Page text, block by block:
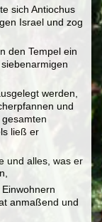
sich Antiochus
Israel und zog
den Tempel ein
werden,
und
ließ er
und alles, was er
anmaßend und